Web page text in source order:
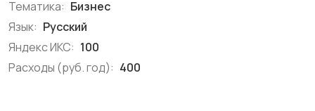
Тематика: Бизнес
Язык: Русский
Яндекс ИКС: 100
Расходы (руб. год): 400